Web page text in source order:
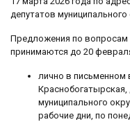
депутатов
Предложения по вопросам
принимаются до 20
лично в письменном
Краснобогатырская,
муниципального
рабочие дни, по